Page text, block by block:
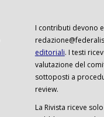
I contributi devono
editoriali. I testi
valutazione del
sottoposti a
review.
La Rivista riceve